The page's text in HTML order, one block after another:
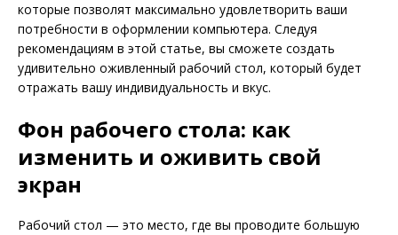
которые позволят максимально удовлетворить ваши
потребности в оформлении компьютера. Следуя
рекомендациям в этой статье, вы сможете создать
удивительно оживленный рабочий стол, который будет
отражать вашу индивидуальность и вкус.
Фон рабочего стола: как
изменить и оживить свой
экран
Рабочий стол — это место, где вы проводите большую